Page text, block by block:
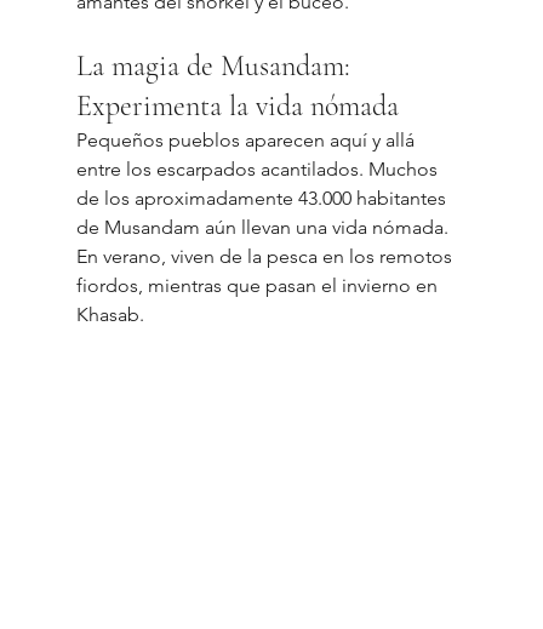
La magia de Musandam:
Experimenta la vida nómada
Pequeños pueblos aparecen aquí y allá
entre los escarpados acantilados. Muchos
de los aproximadamente 43.000 habitantes
de Musandam aún llevan una vida nómada.
En verano, viven de la pesca en los remotos
fiordos, mientras que pasan el invierno en
Khasab.